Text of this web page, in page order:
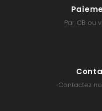
Par CB ou
Contactez